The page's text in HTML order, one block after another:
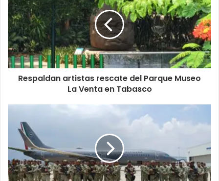
Respaldan artistas rescate del Parque Museo
La Venta en Tabasco